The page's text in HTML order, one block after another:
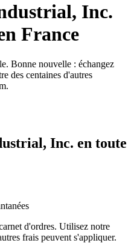
Inc.
France
Bonne nouvelle : échangez
des centaines d'autres
Inc. en toute
d'ordres. Utilisez notre
frais peuvent s'appliquer.